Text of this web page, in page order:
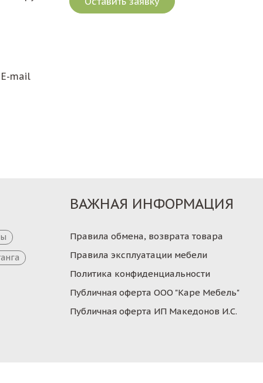
mail
ВАЖНАЯ ИНФОРМАЦИЯ
Правила обмена, возврата товара
Правила эксплуатации мебели
Политика конфиденциальности
Публичная оферта ООО "Каре Мебель"
Публичная оферта ИП Македонов И.С.